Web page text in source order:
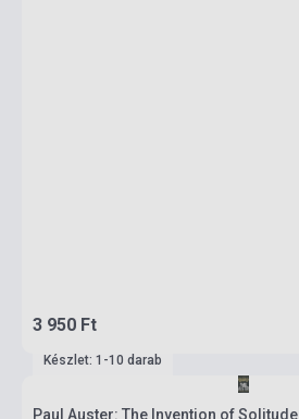
3 950 Ft
Készlet: 1-10 darab
Paul Auster: The Invention of Solitude